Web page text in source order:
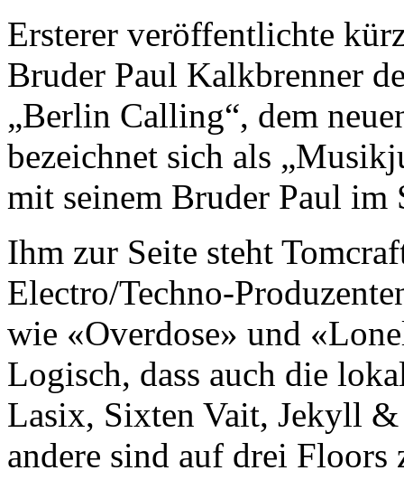
Ersterer veröffentlichte
Bruder Paul Kalkbrenner
„Berlin Calling“, dem
bezeichnet sich als
mit seinem Bruder Paul im
Ihm zur Seite steht
Electro/Techno-
wie «Overdose» und
Logisch, dass auch die
Lasix, Sixten Vait, Jekyll
andere sind auf drei Floors